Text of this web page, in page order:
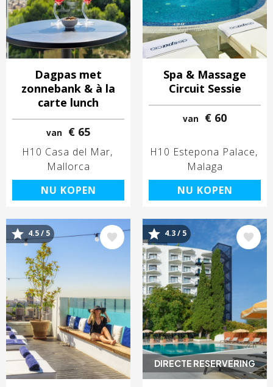
Dagpas met
zonnebank & à la
carte lunch
van € 65
H10 Casa del Mar
Mallorca
NU KOPEN
Spa & Massage
Circuit Sessie
van € 60
H10 Estepona Palace
Malaga
NU KOPEN
Afbeelding
4.5 / 5
DIRECTE RESERVERING
Afbeelding
4.3 / 5